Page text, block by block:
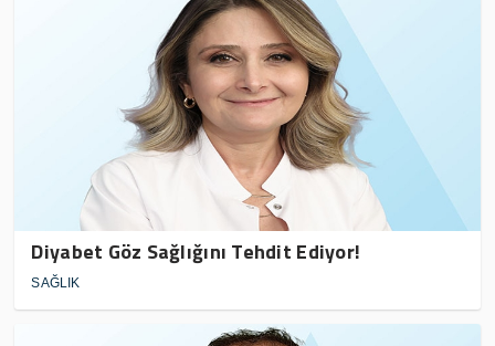
Diyabet Göz Sağlığını Tehdit Ediyor!
SAĞLIK